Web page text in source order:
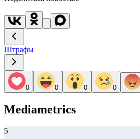
Штрафы
0 0 0 0
Mediametrics
5